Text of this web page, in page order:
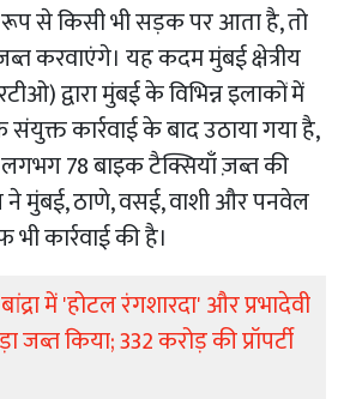
से किसी भी सड़क पर आता है, तो
करवाएंगे। यह कदम मुंबई क्षेत्रीय
द्वारा मुंबई के विभिन्न इलाकों में
कार्रवाई के बाद उठाया गया है,
78 बाइक टैक्सियाँ ज़ब्त की
ने मुंबई, ठाणे, वसई, वाशी और पनवेल
कार्रवाई की है।
में 'होटल रंगशारदा' और प्रभादेवी
किया; 332 करोड़ की प्रॉपर्टी